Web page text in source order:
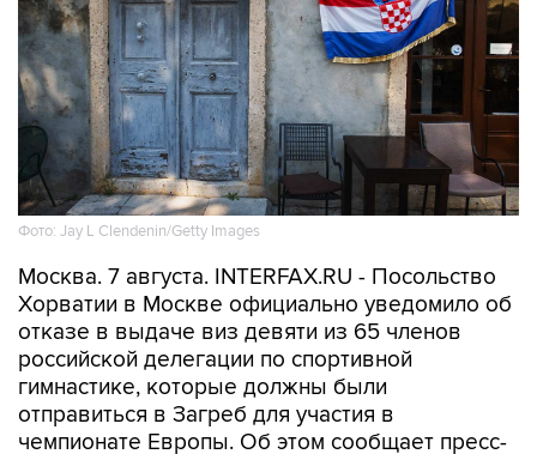
Фото: Jay L Clendenin/Getty Images
Москва. 7 августа. INTERFAX.RU - Посольство
отказе в выдаче виз девяти из 65 членов
российской делегации по спортивной
гимнастике, которые должны были
отправиться в Загреб для участия в
чемпионате Европы. Об этом сообщает пресс-
служба Федерации гимнастики России.